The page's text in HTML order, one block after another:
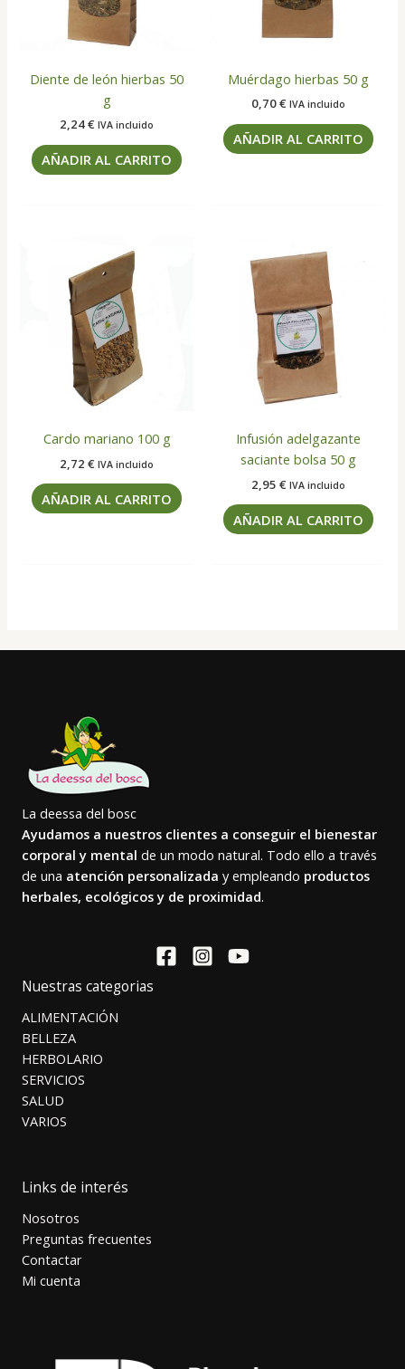
Diente de león hierbas 50
g
2,24€ IVA incluido
AÑADIR AL CARRITO
Muérdago hierbas 50 g
0,70€ IVA incluido
AÑADIR AL CARRITO
Cardo mariano 100 g
2,72€ IVA incluido
AÑADIR AL CARRITO
Infusión adelgazante
saciante bolsa 50 g
2,95 € IVA incluido
AÑADIR AL CARRITO
La deessa del bosc
Ayudamos a nuestros clientes a conseguir el bienestar
corporal y mental de un modo natural. Todo ello a través
de una atención personalizada y empleando productos
herbales, ecológicos y de proximidad.
Nuestras categorias
ALIMENTACIÓN
BELLEZA
HERBOLARIO
SERVICIOS
SALUD
VARIOS
Links de interés
Nosotros
Preguntas frecuentes
Contactar
Mi cuenta